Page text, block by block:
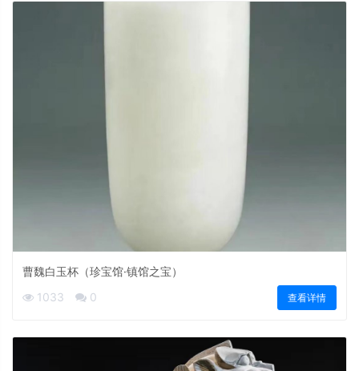
曹魏白玉杯（珍宝馆·镇馆之宝）
1033
0 查看详情